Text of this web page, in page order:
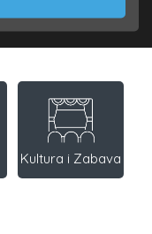
Kultura i Zabava